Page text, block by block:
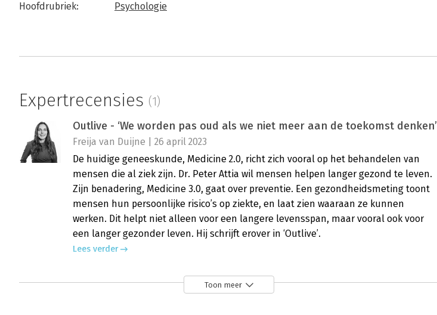
Hoofdrubriek: Psychologie
Expertrecensies (1)
Outlive - ‘We worden pas oud als we niet meer aan de toekomst denken’
Freija van Duijne | 26 april 2023
De huidige geneeskunde, Medicine 2.0, richt zich vooral op het behandelen van
mensen die al ziek zijn. Dr. Peter Attia wil mensen helpen langer gezond te leven.
Zijn benadering, Medicine 3.0, gaat over preventie. Een gezondheidsmeting toont
mensen hun persoonlijke risico’s op ziekte, en laat zien waaraan ze kunnen
werken. Dit helpt niet alleen voor een langere levensspan, maar vooral ook voor
een langer gezonder leven. Hij schrijft erover in ‘Outlive’.
Lees verder
Toon meer